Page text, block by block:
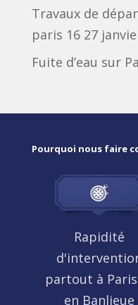
Travaux de
paris 16 27
Fuite d’eau sur
Pourquoi nous faire
Rapidité
partout à
en Banlieue